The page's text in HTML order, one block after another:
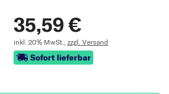
35,59 €
inkl. 20% MwSt., zzgl. Versand
Sofort lieferbar